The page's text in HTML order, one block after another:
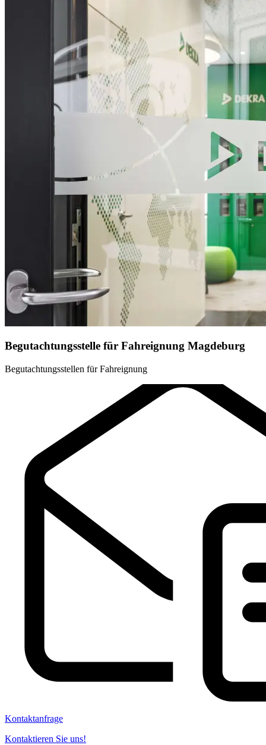
Begutachtungsstelle für Fahreignung Magdeburg
Begutachtungsstellen für Fahreignung
Kontaktanfrage
Kontaktieren Sie uns!